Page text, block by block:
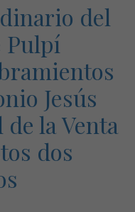
del
Pulpí
Jesús
la Venta
dos